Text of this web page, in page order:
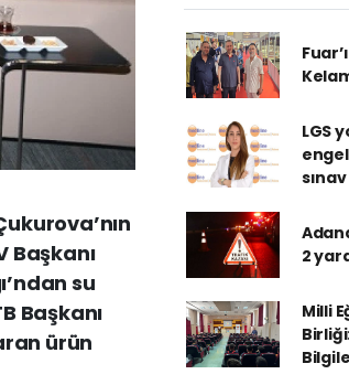
Başkanı
su
Başkanı
ürün
LGS
2
Milli